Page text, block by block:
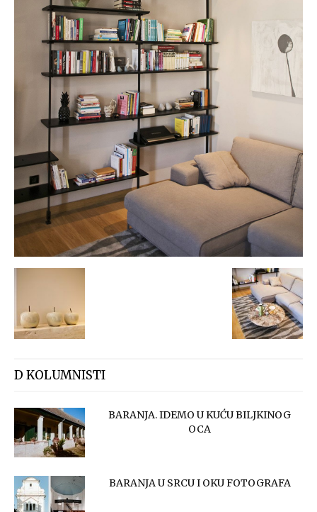
D KOLUMNISTI
BARANJA. IDEMO U KUĆU BILJKINOG
OCA
BARANJA U SRCU I OKU FOTOGRAFA